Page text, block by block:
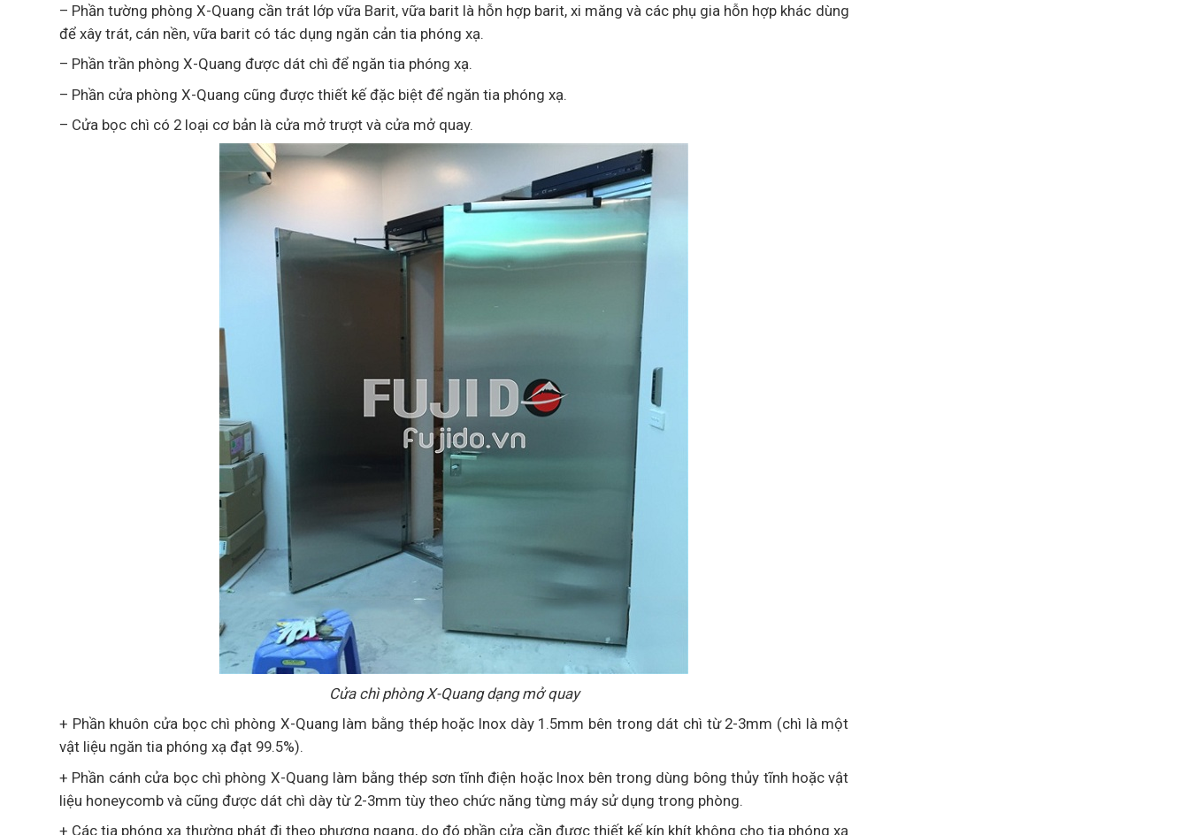
– Phần tường phòng X-Quang cần trát lớp vữa Barit, vữa barit là hỗn hợp barit, xi măng và các phụ gia hỗn hợp khác dùng
để xây trát, cán nền, vữa barit có tác dụng ngăn cản tia phóng xạ.
– Phần trần phòng X-Quang được dát chì để ngăn tia phóng xạ.
– Phần cửa phòng X-Quang cũng được thiết kế đặc biệt để ngăn tia phóng xạ.
– Cửa bọc chì có 2 loại cơ bản là cửa mở trượt và cửa mở quay.
Cửa chì phòng X-Quang dạng mở quay
+ Phần khuôn cửa bọc chì phòng X-Quang làm bằng thép hoặc Inox dày 1.5mm bên trong dát chì từ 2-3mm (chì là một
vật liệu ngăn tia phóng xạ đạt 99.5%).
+ Phần cánh cửa bọc chì phòng X-Quang làm bằng thép sơn tĩnh điện hoặc Inox bên trong dùng bông thủy tĩnh hoặc vật
liệu honeycomb và cũng được dát chì dày từ 2-3mm tùy theo chức năng từng máy sử dụng trong phòng.
+ Các tia phóng xạ thường phát đi theo phương ngang, do đó phần cửa cần được thiết kế kín khít không cho tia phóng xạ